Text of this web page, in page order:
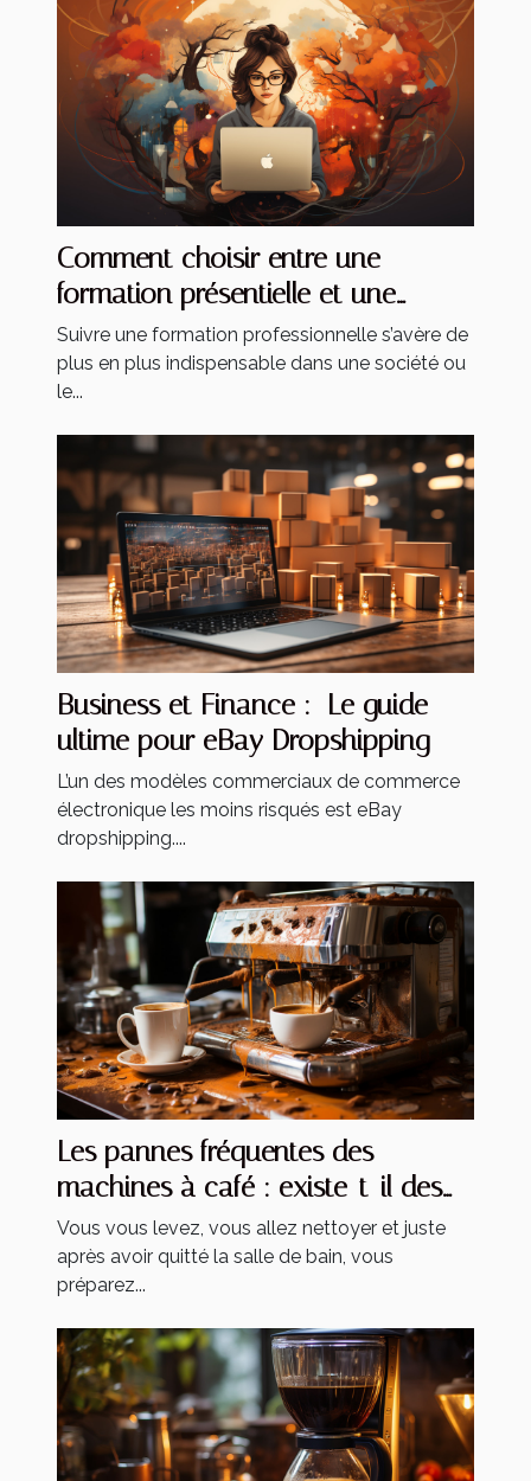
Comment choisir entre une
formation présentielle et une
formation à distance ?
Suivre une formation professionnelle s’avère de
plus en plus indispensable dans une société ou
le...
Business et Finance : Le guide
ultime pour eBay Dropshipping
L’un des modèles commerciaux de commerce
électronique les moins risqués est eBay
dropshipping....
Les pannes fréquentes des
machines à café : existe-t-il des
solutions ?
Vous vous levez, vous allez nettoyer et juste
après avoir quitté la salle de bain, vous
préparez...